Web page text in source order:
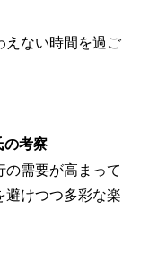
えない時間を過ご
の考察
の需要が高まって
避けつつ多彩な楽